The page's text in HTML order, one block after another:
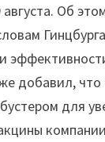
Об
добавил, что
для